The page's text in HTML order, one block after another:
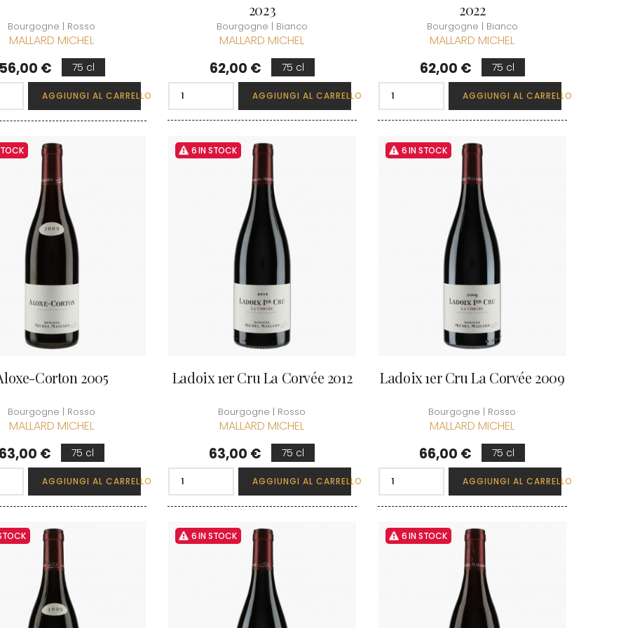
Bourgogne | Rosso
MALLARD MICHEL
€ 75 cl
AGGIUNGI AL CARRELLO
2023
Bourgogne | Bianco
MALLARD MICHEL
Prezzo
62,00 € 75 cl
AGGIUNGI AL CARRELLO
2022
Bourgogne | Bianco
MALLARD MICHEL
Prezzo
62,00 € 75 cl
AGGIUNGI AL CARRELLO
Corton 2005
Bourgogne | Rosso
MALLARD MICHEL
€ 75 cl
AGGIUNGI AL CARRELLO
6 IN STOCK
Ladoix 1er Cru La Corvée 2012
Bourgogne | Rosso
MALLARD MICHEL
Prezzo
63,00 € 75 cl
AGGIUNGI AL CARRELLO
6 IN STOCK
Ladoix 1er Cru La Corvée 2009
Bourgogne | Rosso
MALLARD MICHEL
Prezzo
66,00 € 75 cl
AGGIUNGI AL CARRELLO
6 IN STOCK 6 IN STOCK